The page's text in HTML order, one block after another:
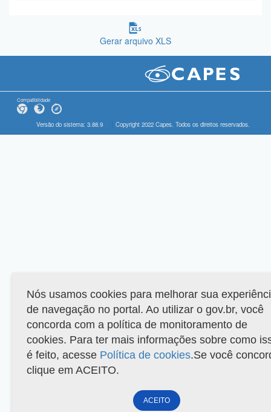
Gerar arquivo XLS
Compatibilidade
Versão do sistema: 3.88.9 Copyright 2022 Capes. Todos os direitos reservados.
Nós usamos cookies para melhorar sua
de navegação no portal. Ao utilizar o gov.br, você
concorda com a política de monitoramento de
cookies. Para ter mais informações sobre como
é feito, acesse Política de cookies.Se você
clique em ACEITO.
ACEITO